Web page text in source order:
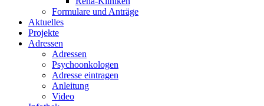
Formulare und Anträge
Aktuelles
Projekte
Adressen
Adressen
Psychoonkologen
Adresse eintragen
Anleitung
Video